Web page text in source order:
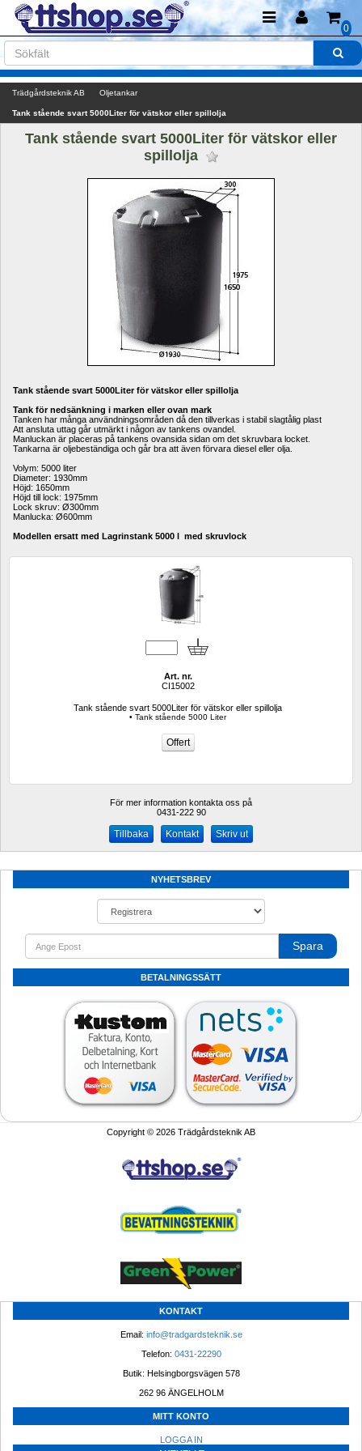
0
Trädgårdsteknik AB Oljetankar
Tank stående svart 5000Liter för vätskor eller spillolja
Tank stående svart 5000Liter för vätskor eller
spillolja
Tank stående svart 5000Liter för vätskor eller spillolja
Tank för nedsänkning i marken eller ovan mark
Tanken har många användningsområden då den tillverkas i stabil slagtålig plast
Att ansluta uttag går utmärkt i någon av tankens ovandel.
Manluckan är placeras på tankens ovansida sidan om det skruvbara locket.
Tankarna är oljebeständiga och går bra att även förvara diesel eller olja.
Volym: 5000 liter
Diameter: 1930mm
Höjd: 1650mm
Höjd till lock: 1975mm
Lock skruv: Ø300mm
Manlucka: Ø600mm
Modellen ersatt med Lagrinstank 5000 l med skruvlock
Art. nr.
CI15002
Tank stående svart 5000Liter för vätskor eller spillolja
• Tank stående 5000 Liter
För mer information kontakta oss på
0431-222 90
Kontakt Skriv ut
NYHETSBREV
Spara
BETALNINGSSÄTT
Copyright © 2026 Trädgårdsteknik AB
KONTAKT
Email: info@tradgardsteknik.se
Telefon: 0431-22290
Butik: Helsingborgsvägen 578
262 96 ÄNGELHOLM
MITT KONTO
LOGGA IN